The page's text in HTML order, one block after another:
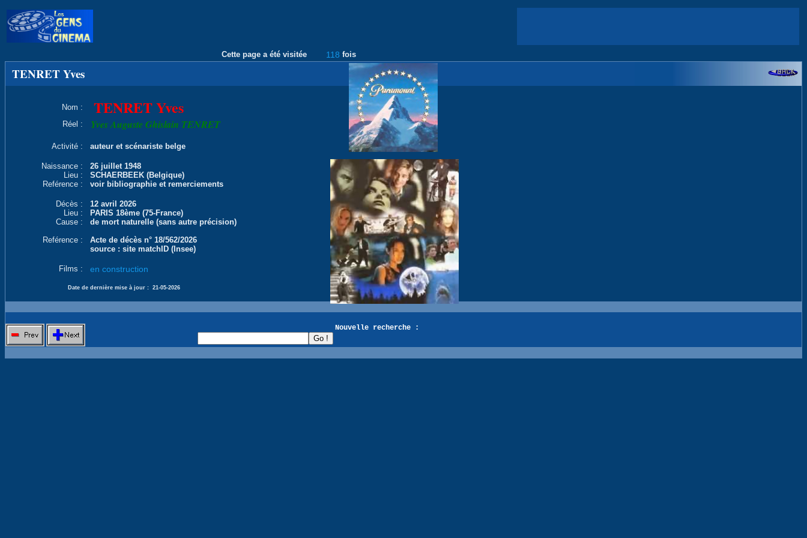
Cette page a été visitée 118 fois
TENRET Yves
Nom : TENRET Yves
Réel : Yves Auguste Ghislain TENRET
Activité : auteur et scénariste belge
Naissance :
26 juillet 1948
Lieu :
SCHAERBEEK (Belgique)
Reférence :
voir bibliographie et remerciements
Décès :
12 avril 2026
Lieu :
PARIS 18ème (75-France)
Cause :
de mort naturelle (sans autre précision)
Reférence :
Acte de décès n° 18/562/2026
source : site matchID (Insee)
Films : en construction
Date de dernière mise à jour : 21-05-2026
Nouvelle recherche :